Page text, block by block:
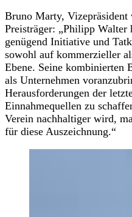
Bruno Marty,
Preisträger: „Philipp Walter
genügend Initiative und
sowohl auf kommerzieller
Ebene. Seine kombinierten
als Unternehmen
Herausforderungen der
Einnahmequellen zu
Verein nachhaltiger wird,
für diese Auszeichnung.“